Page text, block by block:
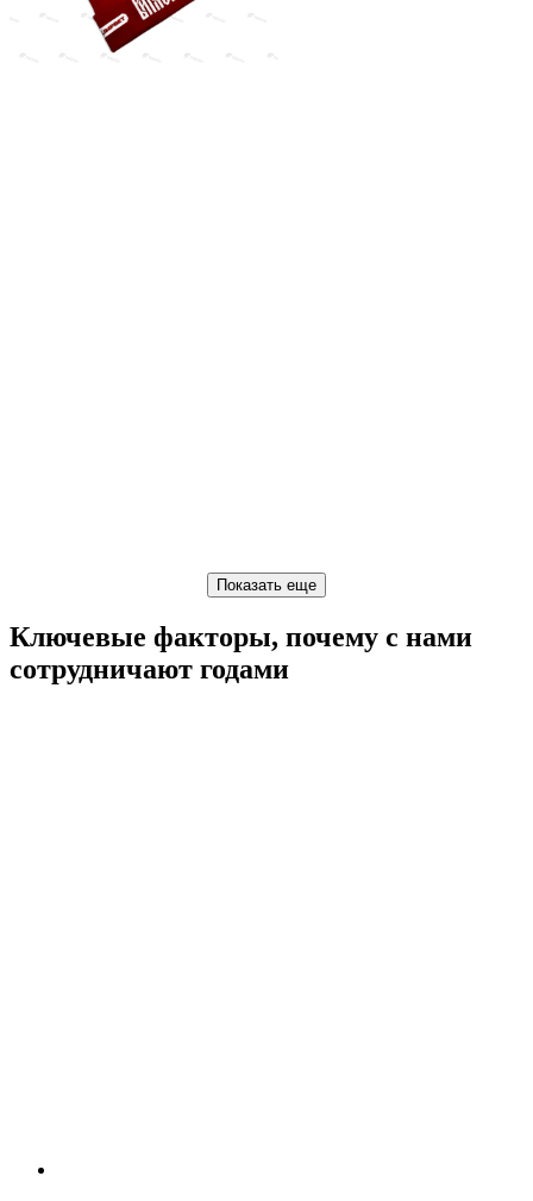
Ключевые факторы, почему с нами
сотрудничают годами